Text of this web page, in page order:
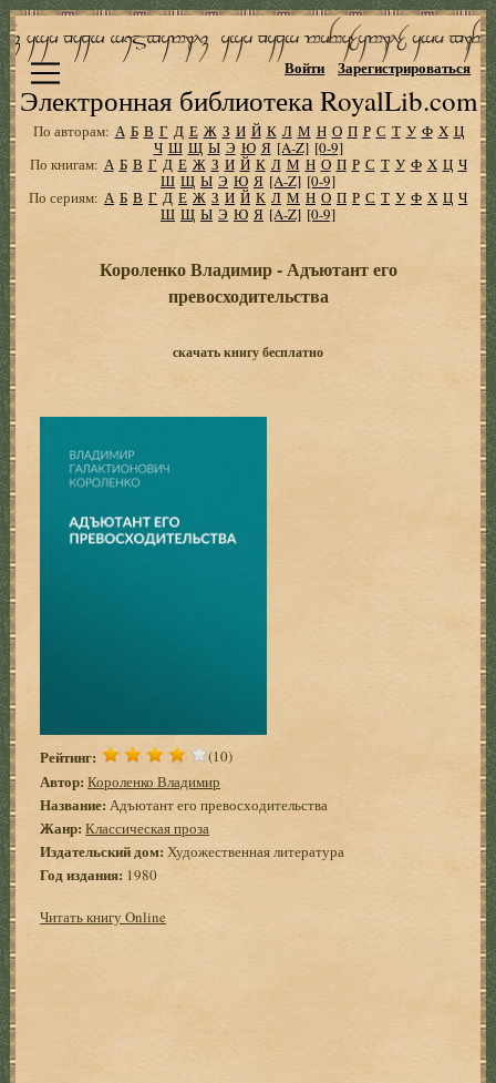
Электронная библиотека RoyalLib.com
Войти Зарегистрироваться
По авторам: А Б В Г Д Е Ж З И Й К Л М Н О П Р С Т У Ф Х Ц
Ч Ш Щ Ы Э Ю Я [A-Z] [0-9]
По книгам: А Б В Г Д Е Ж З И Й К Л М Н О П Р С Т У Ф Х Ц Ч
Ш Щ Ы Э Ю Я [A-Z] [0-9]
По сериям: А Б В Г Д Е Ж З И Й К Л М Н О П Р С Т У Ф Х Ц Ч
Ш Щ Ы Э Ю Я [A-Z] [0-9]
Короленко Владимир - Адъютант его
превосходительства
скачать книгу бесплатно
Рейтинг: (10)
Автор: Короленко Владимир
Название: Адъютант его превосходительства
Жанр: Классическая проза
Издательский дом: Художественная литература
Год издания: 1980
Читать книгу Online